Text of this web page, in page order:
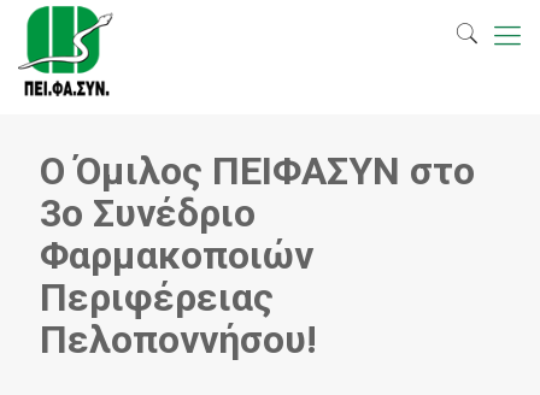
O Όμιλος ΠΕΙΦΑΣΥΝ στο
3ο Συνέδριο
Φαρμακοποιών
Περιφέρειας
Πελοποννήσου!